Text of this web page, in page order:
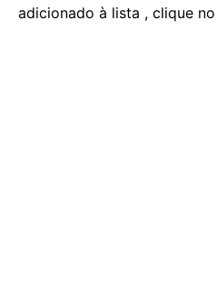
adicionado à lista , clique